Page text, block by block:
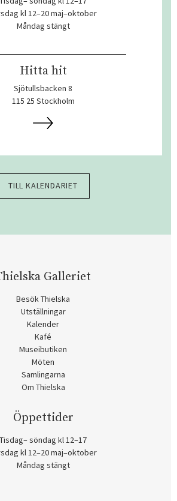
kl 12–20 maj–oktober
Måndag stängt
Hitta hit
Sjötullsbacken 8
115 25 Stockholm
TILL KALENDARIET
Galleriet
Besök Thielska
Utställningar
Kalender
Kafé
Museibutiken
Möten
Samlingarna
Om Thielska
Öppettider
Tisdag– söndag kl 12–17
kl 12–20 maj–oktober
Måndag stängt